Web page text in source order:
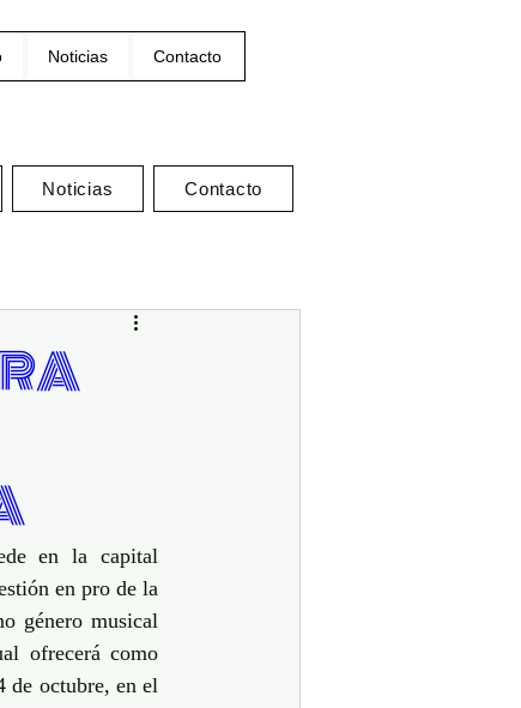
Noticias Contacto
en la capital
en pro de la
género musical
ofrecerá como
de octubre, en el
Noticias Contacto